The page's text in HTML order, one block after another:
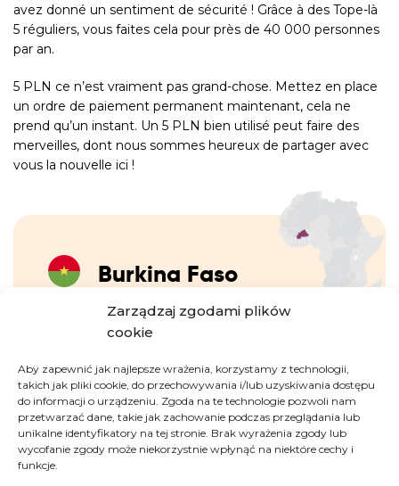
Zarządzaj zgodami plików
cookie
Aby zapewnić jak najlepsze wrażenia, korzystamy z technologii,
takich jak pliki cookie, do przechowywania i/lub uzyskiwania dostępu
do informacji o urządzeniu. Zgoda na te technologie pozwoli nam
przetwarzać dane, takie jak zachowanie podczas przeglądania lub
unikalne identyfikatory na tej stronie. Brak wyrażenia zgody lub
wycofanie zgody może niekorzystnie wpłynąć na niektóre cechy i
funkcje.
Burkina Faso
Selon l’ONU, le Burkina Faso compte parmi les
indice de développement humain (IDH) est de
0,459, ce qui place le pays au 186 erang sur 193
INFOS CLÉS :
avez donné un sentiment de sécurité ! Grâce à des Tope-là
5 réguliers, vous faites cela pour près de 40 000 personnes
par an.
5 PLN ce n’est vraiment pas grand-chose. Mettez en place
un ordre de paiement permanent maintenant, cela ne
prend qu’un instant. Un 5 PLN bien utilisé peut faire des
merveilles, dont nous sommes heureux de partager avec
vous la nouvelle ici !